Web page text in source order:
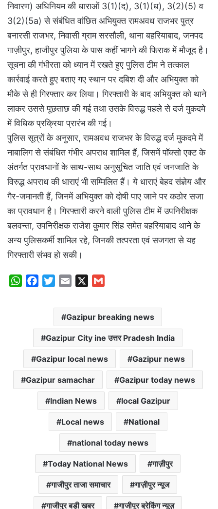
निवारण) अधिनियम की धाराओं 3(1)(द), 3(1)(ध), 3(2)(5) व
3(2)(5a) से संबंधित वांछित अभियुक्त रामअवध राजभर पुत्र
बनारसी राजभर, निवासी ग्राम सरसौली, थाना बहरियाबाद, जनपद
गाज़ीपुर, हाजीपुर पुलिया के पास कहीं भागने की फिराक में मौजूद है।
सूचना की गंभीरता को ध्यान में रखते हुए पुलिस टीम ने तत्काल
कार्रवाई करते हुए बताए गए स्थान पर दबिश दी और अभियुक्त को
मौके से ही गिरफ्तार कर लिया। गिरफ्तारी के बाद अभियुक्त को थाने
लाकर उससे पूछताछ की गई तथा उसके विरुद्ध पहले से दर्ज मुकदमे
में विधिक प्रक्रिया प्रारंभ की गई।
पुलिस सूत्रों के अनुसार, रामअवध राजभर के विरुद्ध दर्ज मुकदमे में
नाबालिग से संबंधित गंभीर अपराध शामिल हैं, जिसमें पॉक्सो एक्ट के
अंतर्गत प्रावधानों के साथ-साथ अनुसूचित जाति एवं जनजाति के
विरुद्ध अपराध की धाराएं भी सम्मिलित हैं। ये धाराएं बेहद संज्ञेय और
गैर-जमानती हैं, जिनमें अभियुक्त को दोषी पाए जाने पर कठोर सजा
का प्रावधान है। गिरफ्तारी करने वाली पुलिस टीम में उपनिरीक्षक
बलवन्ता, उपनिरीक्षक राजेश कुमार सिंह समेत बहरियाबाद थाने के
अन्य पुलिसकर्मी शामिल रहे, जिनकी तत्परता एवं सजगता से यह
गिरफ्तारी संभव हो सकी।
W
p
b
o
o
k
i
t
e
r
a
i
l
a
i
l
Gazipur breaking news
Gazipur City ine उत्तर Pradesh India
Gazipur local news Gazipur news
Gazipur samachar Gazipur today news
Indian News local Gazipur
Local news National
national today news
Today National News गाज़ीपुर
गाजीपुर ताजा समाचार गाज़ीपुर न्यूज
गाजीपुर बड़ी खबर गाजीपुर ब्रेकिंग न्यूज़